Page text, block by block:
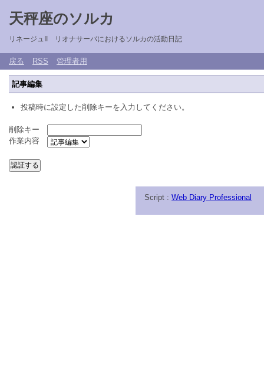
天秤座のソルカ
リネージュII リオナサーバにおけるソルカの活動日記
戻る RSS 管理者用
記事編集
投稿時に設定した削除キーを入力してください。
削除キー
作業内容
Script : Web Diary Professional